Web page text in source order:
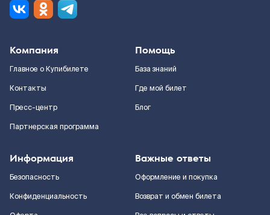
Компания
Главное о Купибилете
Контакты
Пресс-центр
Партнерская программа
Помощь
База знаний
Где мой билет
Блог
Информация
Безопасность
Конфиденциальность
Важные ответы
Оформление и покупка
Возврат и обмен билета